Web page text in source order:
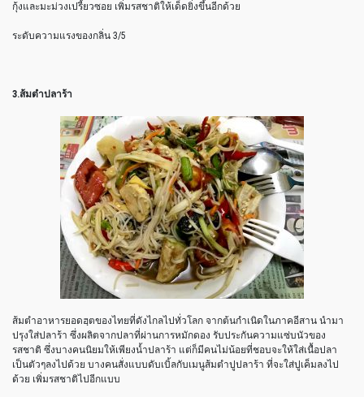
กุ้งและมะม่วงเปรี้ยวซอย เพิ่มรสชาติให้เด็ดยิ่งขึ้นอีกด้วย
ระดับความแรงของกลิ่น 3/5
3.ส้มตำปลาร้า
ส้มตำอาหารยอดฮฺตของไทยที่ดังไกลไปทั่วโลก จากต้นกำเนิดในภาคอีสาน นำมา
ปรุงใส่ปลาร้า ซึ่งผลิตจากปลาที่ผ่านการหมักดอง รับประกันความแซ่บนัวของ
รสชาติ ซึ่งบางคนนิยมให้เพียงน้ำปลาร้า แต่ก็มีคนไม่น้อยที่ชอบจะให้ใส่เนื้อปลา
เป็นตัวๆลงไปด้วย บางคนสั่งแบบดับเบิ้ลกับเมนูส้มตำปูปลาร้า ที่จะใส่ปูเค็มลงไป
ด้วย เพิ่มรสชาติไปอีกแบบ